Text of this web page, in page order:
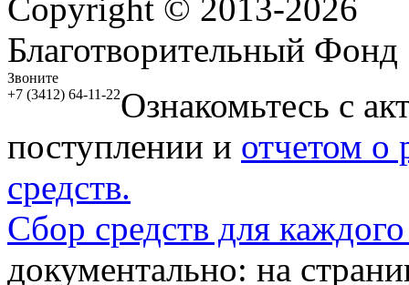
Copyright © 2013-2026
Благотворительный
Звоните
+7 (3412) 64-11-22Ознакомьтесь с
поступлении и отчетом о
средств.
Сбор средств для
документально: на